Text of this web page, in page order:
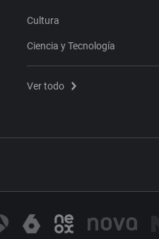
Cultura
Ciencia y Tecnología
Ver todo